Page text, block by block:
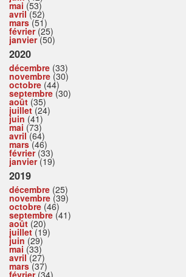
mai (53)
avril(52)
mars(51)
février(25)
janvier(50)
2020
décembre (33)
novembre (30)
octobre (44)
septembre (30)
août (35)
juillet(24)
juin (41)
mai (73)
avril(64)
mars(46)
février(33)
janvier(19)
2019
décembre (25)
novembre (39)
octobre (46)
septembre (41)
août (20)
juillet(19)
juin (29)
mai (33)
avril(27)
mars(37)